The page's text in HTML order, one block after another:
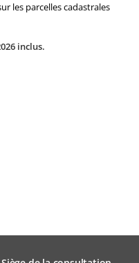
les parcelles cadastrales
inclus.